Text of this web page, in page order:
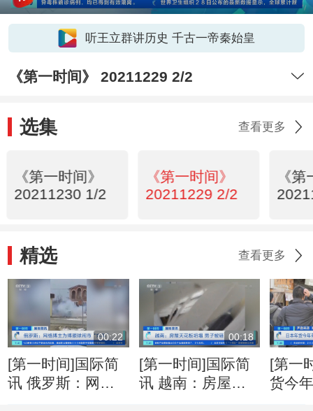
听王立群讲历史 千古一帝秦始皇
《第一时间》 20211229 2/2
选集 查看更多
《第一时间》
20211230 1/2
《第一时间》
20211229 2/2
《
精选 查看更多
00:22
[第一时间]国际简
讯 俄罗斯：网络
00:18
[第一时间]国际简
讯 越南：房屋天
[第一
货今